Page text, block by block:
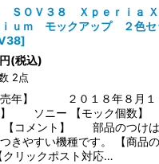
ＳＯＶ３８ Ｘｐｅｒｉａ Ｘ
ｉｕｍ モックアップ ２色セ
]
円(税込)
2点
売年】 ２０１８年８月１
】 ソニー 【モック個数】
【コメント】 部品のつけは
きやすい機種です。 【商品
クリックポスト対応…